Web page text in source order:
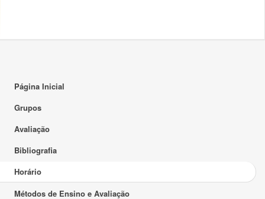
23:00
Página Inicial
Grupos
Avaliação
Bibliografia
Horário
Métodos de Ensino e Avaliação